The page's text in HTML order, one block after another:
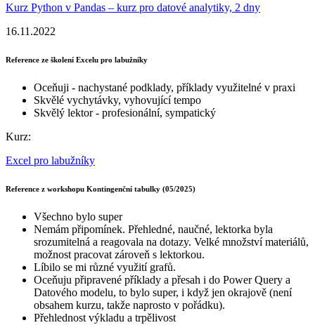
Kurz Python v Pandas – kurz pro datové analytiky, 2 dny
16.11.2022
Reference ze školení Excelu pro labužníky
Oceňuji - nachystané podklady, příklady využitelné v praxi
Skvělé vychytávky, vyhovující tempo
Skvělý lektor - profesionální, sympatický
Kurz:
Excel pro labužníky
Reference z workshopu Kontingenční tabulky (05/2025)
Všechno bylo super
Nemám připomínek. Přehledné, naučné, lektorka byla
srozumitelná a reagovala na dotazy. Velké množství materiálů,
možnost pracovat zároveň s lektorkou.
Líbilo se mi různé využití grafů.
Oceňuju připravené příklady a přesah i do Power Query a
Datového modelu, to bylo super, i když jen okrajově (není
obsahem kurzu, takže naprosto v pořádku).
Přehlednost výkladu a trpělivost